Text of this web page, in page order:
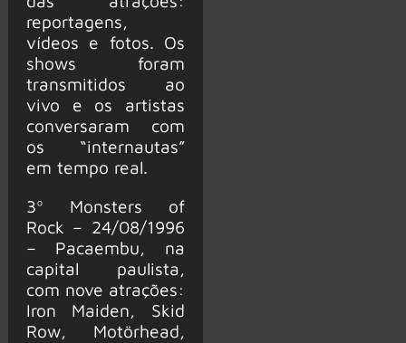
reportagens,
vídeos e fotos. Os
shows foram
transmitidos ao
vivo e os artistas
conversaram com
os “internautas”
em tempo real.
3º Monsters of
Rock – 24/08/1996
– Pacaembu, na
capital paulista,
com nove atrações:
Iron Maiden, Skid
Row, Motörhead,